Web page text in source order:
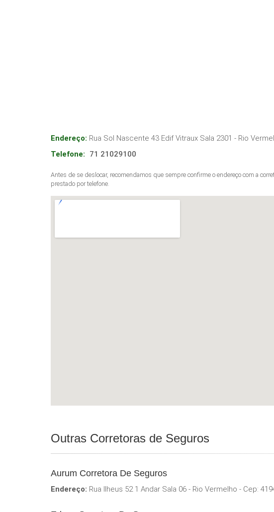
Endereço: Rua Sol Nascente 43 Edif Vitraux Sala 2301 - Rio
Telefone:
71 21029100
Antes de se deslocar, recomendamos que sempre confirme o endereço com a
prestado por telefone.
Outras Corretoras de Seguros
Aurum Corretora De Seguros
Endereço: Rua Ilheus 52 1 Andar Sala 06 - Rio Vermelho - Cep: